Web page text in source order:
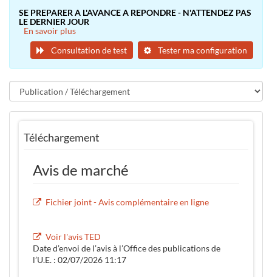
SE PREPARER A L'AVANCE A REPONDRE - N'ATTENDEZ PAS
LE DERNIER JOUR
En savoir plus
Tester ma configuration
Consultation de test
Téléchargement
Avis de marché
Fichier joint - Avis complémentaire en ligne
Voir l'avis TED
Date d’envoi de l’avis à l’Office des publications de
l’U.E. : 02/07/2026 11:17